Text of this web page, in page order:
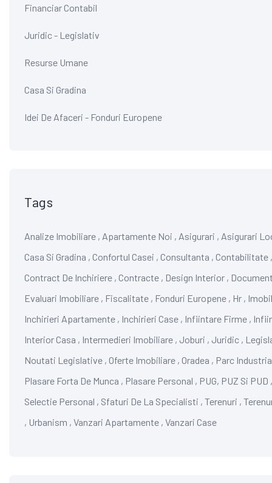
Financiar Contabil
Juridic - Legislativ
Resurse Umane
Casa Si Gradina
Idei De Afaceri - Fonduri Europene
Tags
Analize Imobiliare , Apartamente Noi , Asigurari , Asigurari
Casa Si Gradina , Confortul Casei , Consultanta , Contabilitate
Contract De Inchiriere , Contracte , Design Interior ,
Evaluari Imobiliare , Fiscalitate , Fonduri Europene , Hr ,
Inchirieri Apartamente , Inchirieri Case , Infiintare Firme ,
Interior Casa , Intermedieri Imobiliare , Joburi , Juridic ,
Noutati Legislative , Oferte Imobiliare , Oradea , Parc
Plasare Forta De Munca , Plasare Personal , PUG, PUZ Si PUD
Selectie Personal , Sfaturi De La Specialisti , Terenuri ,
, Urbanism , Vanzari Apartamente , Vanzari Case